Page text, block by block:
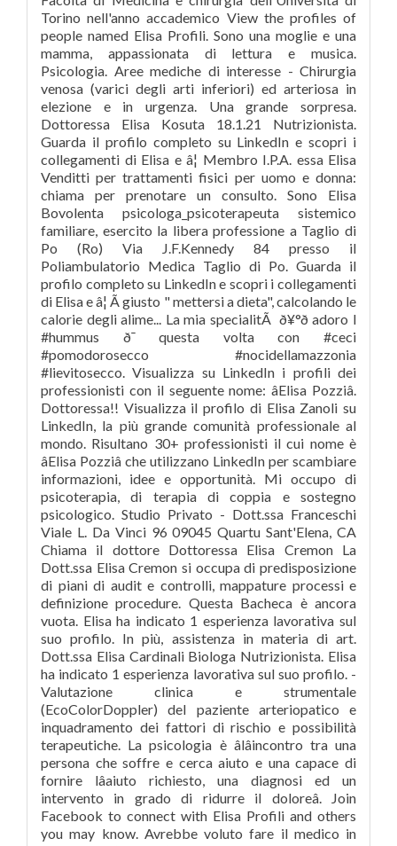
Torino nell'anno accademico View the profiles of
people named Elisa Profili. Sono una moglie e una
mamma, appassionata di lettura e musica.
Psicologia. Aree mediche di interesse - Chirurgia
venosa (varici degli arti inferiori) ed arteriosa in
elezione e in urgenza. Una grande sorpresa.
Dottoressa Elisa Kosuta 18.1.21 Nutrizionista.
Guarda il profilo completo su LinkedIn e scopri i
collegamenti di Elisa e â¦ Membro I.P.A. essa Elisa
Venditti per trattamenti fisici per uomo e donna:
chiama per prenotare un consulto. Sono Elisa
Bovolenta psicologa_psicoterapeuta sistemico
familiare, esercito la libera professione a Taglio di
Po (Ro) Via J.F.Kennedy 84 presso il
Poliambulatorio Medica Taglio di Po. Guarda il
profilo completo su LinkedIn e scopri i collegamenti
di Elisa e â¦ Ã giusto " mettersi a dieta", calcolando le
calorie degli alime... La mia specialitÃ ð¥°ð adoro l
#hummus ð¯ questa volta con #ceci
#pomodorosecco #nocidellamazzonia
#lievitosecco. Visualizza su LinkedIn i profili dei
professionisti con il seguente nome: âElisa Pozziâ.
Dottoressa!! Visualizza il profilo di Elisa Zanoli su
LinkedIn, la più grande comunità professionale al
mondo. Risultano 30+ professionisti il cui nome è
âElisa Pozziâ che utilizzano LinkedIn per scambiare
informazioni, idee e opportunità. Mi occupo di
psicoterapia, di terapia di coppia e sostegno
psicologico. Studio Privato - Dott.ssa Franceschi
Viale L. Da Vinci 96 09045 Quartu Sant'Elena, CA
Chiama il dottore Dottoressa Elisa Cremon La
Dott.ssa Elisa Cremon si occupa di predisposizione
di piani di audit e controlli, mappature processi e
definizione procedure. Questa Bacheca è ancora
vuota. Elisa ha indicato 1 esperienza lavorativa sul
suo profilo. In più, assistenza in materia di art.
Dott.ssa Elisa Cardinali Biologa Nutrizionista. Elisa
ha indicato 1 esperienza lavorativa sul suo profilo. -
Valutazione clinica e strumentale
(EcoColorDoppler) del paziente arteriopatico e
inquadramento dei fattori di rischio e possibilità
terapeutiche. La psicologia è âlâincontro tra una
persona che soffre e cerca aiuto e una capace di
fornire lâaiuto richiesto, una diagnosi ed un
intervento in grado di ridurre il doloreâ. Join
Facebook to connect with Elisa Profili and others
you may know. Avrebbe voluto fare il medico in